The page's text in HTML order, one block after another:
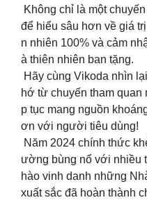
Không chỉ là một
để hiểu sâu hơn về giá
n nhiên 100% và cảm
à thiên nhiên ban tặng.
Hãy cùng Vikoda nhìn
hớ từ chuyến tham quan
p tục mang nguồn
ơn với người tiêu dùng!
Năm 2024 chính thức
ường bùng nổ với nhiều
hào vinh danh những
xuất sắc đã hoàn thành